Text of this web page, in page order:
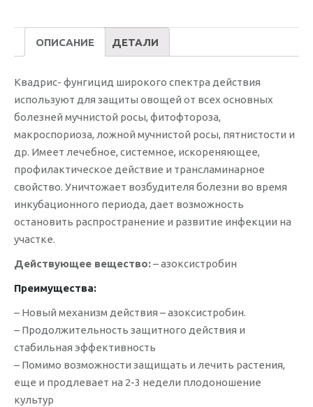
ОПИСАНИЕ ДЕТАЛИ
Квадрис- фунгицид широкого спектра действия
используют для защиты овощей от всех основных
болезней мучнистой росы, фитофтороза,
макроспориоза, ложной мучнистой росы, пятнистости и
др. Имеет лечебное, системное, искореняющее,
профилактическое действие и трансламинарное
свойство. Уничтожает возбудителя болезни во время
инкубационного периода, дает возможность
остановить распространение и развитие инфекции на
участке.
Действующее вещество:– азоксистробин
Преимущества:
– Новый механизм действия – азоксистробин.
– Продолжительность защитного действия и
стабильная эффективность
– Помимо возможности защищать и лечить растения,
еще и продлевает на 2-3 недели плодоношение
культур